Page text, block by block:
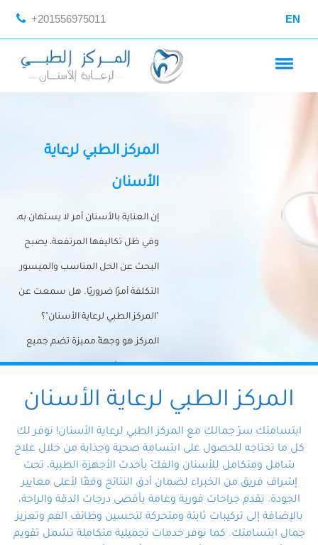
+201556975011 EN
المركز الطبي لرعاية
الأسنان
إن العناية بالأسنان أمر لا يستهان به،
وفي ظل تكاليفها المرتفعة، يصبح
البحث عن الحل المناسب والميسور
التكلفة أمرًا ضروريًا. هل سمعت عن
"المركز الطبي لرعاية الأسنان"؟
المركز هو وجهةً مميزة تضم جميع
احتياجات الأسنان تحت سقف واحد،
وتضمن لك حلاً شاملًا لجميع
المتخصص ذوي الخبرة، ستجد نفسك
في أيد أمينة تلبي احتياجاتك بكل
احترافية ودقة.
المركز الطبي لرعاية الأسنان
ابتسامتك سرّ جمالك مع المركز الطبي لرعاية الأسنان! نوفر لك
كل ما تحتاجه للحصول على ابتسامة صحية وجذابة من خلال علاج
شامل ومتكامل للأسنان والفكّ بأحدث الأجهزة الطبية، تحت
إشراف فريق من الخبراء لضمان أدق النتائج وفقًا لأعلى معايير
الجودة. نقدم جراحات فورية وعامة بأقصى درجات الدقة والراحة،
بالإضافة إلى تركيبات ثابتة ومتحركة لتحسين وظائف الفم وتعزيز
جمال ابتسامتك. كما نوفر خدمات تجميلية متكاملة تشمل تقويم